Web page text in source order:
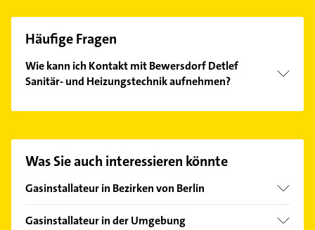
Häufige Fragen
Wie kann ich Kontakt mit Bewersdorf Detlef
Sanitär- und Heizungstechnik aufnehmen?
auswählen. Hier finden Sie alleKontaktdaten
Was Sie auch interessieren könnte
Gasinstallateur in Bezirken von Berlin
Bezirk Charlottenburg-Wilmersdorf
Gasinstallateur in der Umgebung